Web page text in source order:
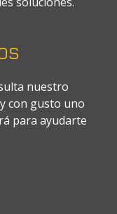
nuestro
con gusto uno
para ayudarte